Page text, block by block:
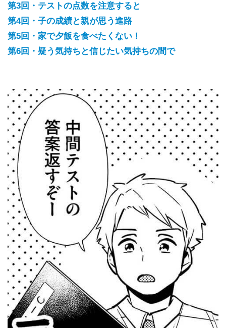
第3回・テストの点数を注意すると
第4回・子の成績と親が思う進路
第5回・家で夕飯を食べたくない！
第6回・疑う気持ちと信じたい気持ちの間で